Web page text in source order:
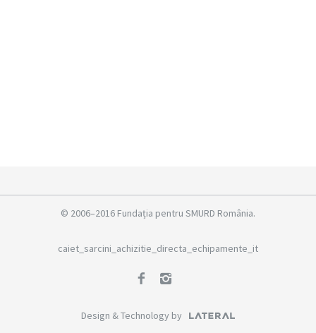
© 2006–2016 Fundația pentru SMURD România.
caiet_sarcini_achizitie_directa_echipamente_it
Design & Technology by